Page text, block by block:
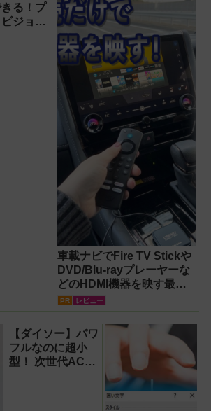
る！プ
ジョン
車載ナビでFire TV Stickや
DVD/Blu-rayプレーヤーな
どのHDMI機器を映す最短
ルート。USB接続だけで
ス化できる新機軸アダプタ
ーを徹底解説【データシス
テム『USBKIT』】
PR レビュー
【ダイソー】パワ
フルなのに超小
型！ 次世代ACア